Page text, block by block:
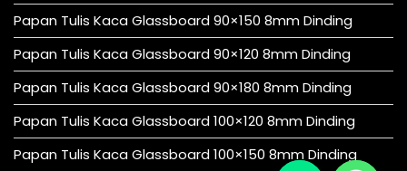
Papan Tulis Kaca Glassboard 90×150 8mm Dinding
Papan Tulis Kaca Glassboard 90×120 8mm Dinding
Papan Tulis Kaca Glassboard 90×180 8mm Dinding
Papan Tulis Kaca Glassboard 100×120 8mm Dinding
Papan Tulis Kaca Glassboard 100×150 8mm Dinding